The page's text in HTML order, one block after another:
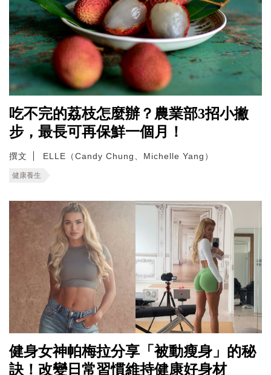
吃不完的荔枝怎麼辦？農業部3招小撇
步，最長可再保鮮一個月！
撰文 ELLE（Candy Chung、Michelle Yang）
健康養生
健身女神帕梅拉分享「被動瘦身」的秘
訣！改變日常習慣維持健康好身材